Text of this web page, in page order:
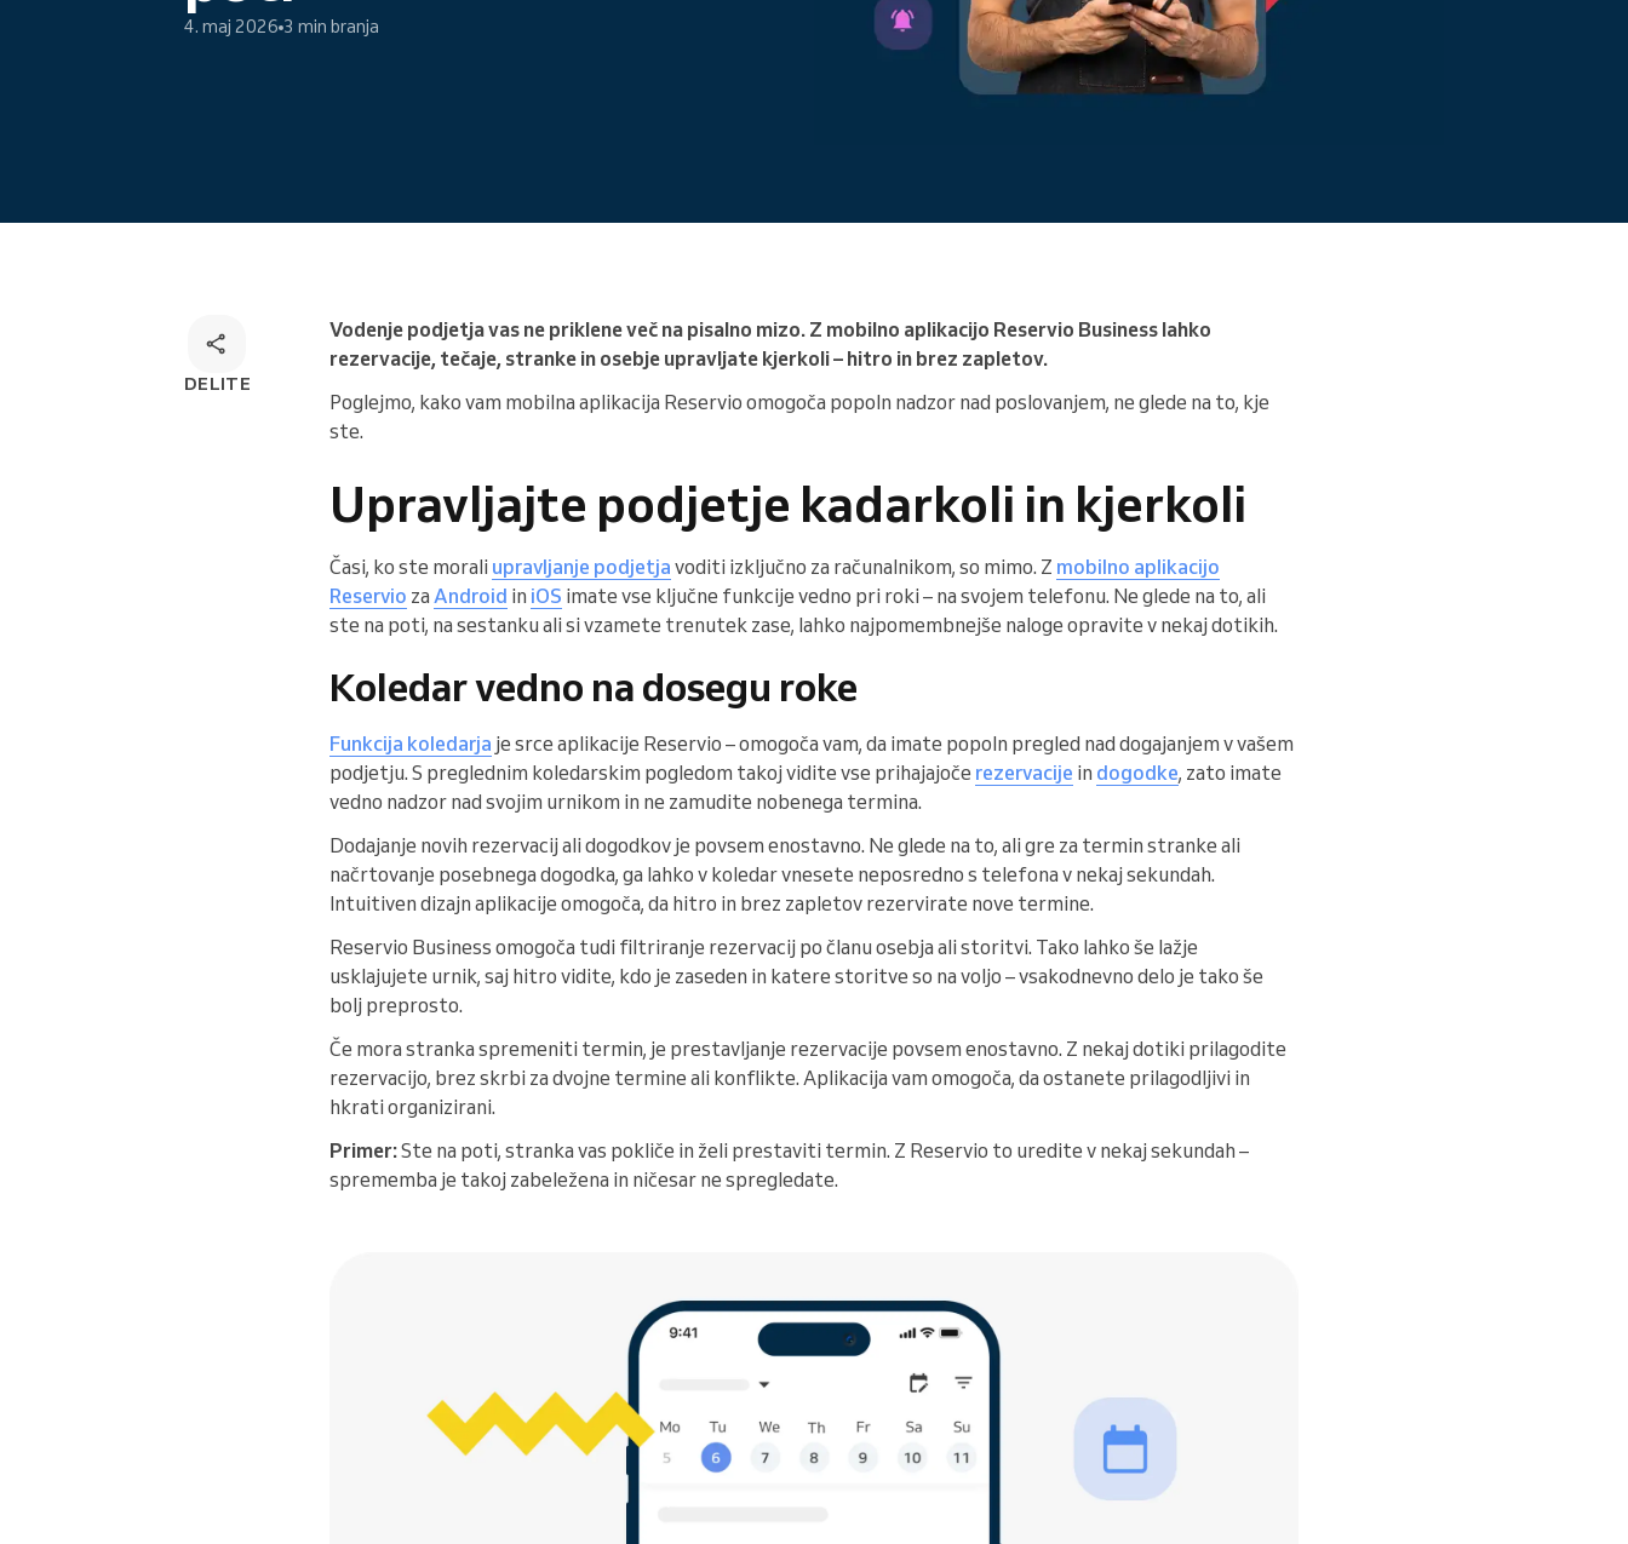
Omnichannel rešitev za
Preberite več
4. maj 2026 3 min branja
DELITE
Vodenje podjetja vas ne priklene več na pisalno mizo. Z mobilno aplikacijo Reservio Business lahko
rezervacije, tečaje, stranke in osebje upravljate kjerkoli – hitro in brez zapletov.
Poglejmo, kako vam mobilna aplikacija Reservio omogoča popoln nadzor nad poslovanjem, ne glede na to, kje
ste.
Upravljajte podjetje kadarkoli in kjerkoli
Časi, ko ste morali upravljanje podjetja voditi izključno za računalnikom, so mimo. Z mobilno aplikacijo
Reservio za Android in iOS imate vse ključne funkcije vedno pri roki – na svojem telefonu. Ne glede na to, ali
ste na poti, na sestanku ali si vzamete trenutek zase, lahko najpomembnejše naloge opravite v nekaj dotikih.
Koledar vedno na dosegu roke
Funkcija koledarja je srce aplikacije Reservio – omogoča vam, da imate popoln pregled nad dogajanjem v vašem
podjetju. S preglednim koledarskim pogledom takoj vidite vse prihajajoče rezervacije in dogodke, zato imate
vedno nadzor nad svojim urnikom in ne zamudite nobenega termina.
Dodajanje novih rezervacij ali dogodkov je povsem enostavno. Ne glede na to, ali gre za termin stranke ali
načrtovanje posebnega dogodka, ga lahko v koledar vnesete neposredno s telefona v nekaj sekundah.
Intuitiven dizajn aplikacije omogoča, da hitro in brez zapletov rezervirate nove termine.
Reservio Business omogoča tudi filtriranje rezervacij po članu osebja ali storitvi. Tako lahko še lažje
usklajujete urnik, saj hitro vidite, kdo je zaseden in katere storitve so na voljo – vsakodnevno delo je tako še
bolj preprosto.
Če mora stranka spremeniti termin, je prestavljanje rezervacije povsem enostavno. Z nekaj dotiki prilagodite
rezervacijo, brez skrbi za dvojne termine ali konflikte. Aplikacija vam omogoča, da ostanete prilagodljivi in
hkrati organizirani.
Primer:Ste na poti, stranka vas pokliče in želi prestaviti termin. Z Reservio to uredite v nekaj sekundah –
sprememba je takoj zabeležena in ničesar ne spregledate.